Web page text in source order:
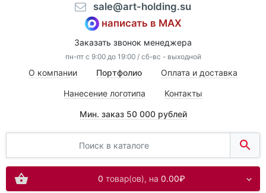
⠀sale@art-holding.su
написать в MAX
Заказать звонок менеджера
пн-пт с 9:00 до 19:00 / сб-вс - выходной
О компании Портфолио Оплата и доставка
Нанесение логотипа Контакты
Мин. заказ 50 000 рублей
0 товар(ов), на 0.00₽